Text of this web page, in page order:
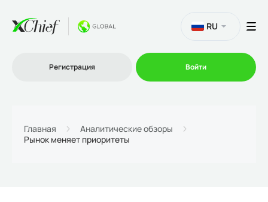
RU
Регистрация Войти
Главная
Аналитические обзоры
Рынок меняет приоритеты